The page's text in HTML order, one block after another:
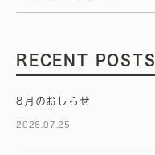
RECENT POSTS
8月のおしらせ
2026.07.25